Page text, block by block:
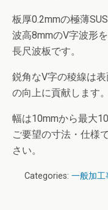
板厚0.2mmの極薄
波高8mmのV字波形
長尺波板です。
鋭角なV字の稜線は
の向上に貢献します。
幅は10mmから最大
ご要望の寸法・仕様
さい。
Categories: 一般加工